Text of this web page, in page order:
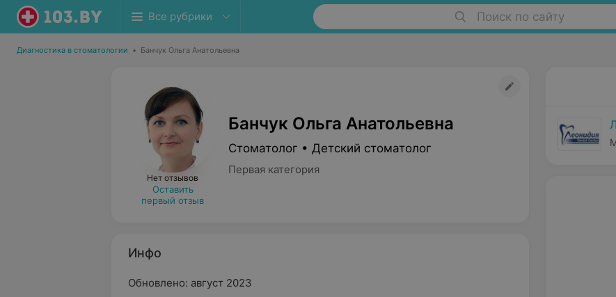
Все рубрики Поиск по сайту
Диагностика в стоматологии • Банчук Ольга Анатольевна
Нет отзывов
Оставить
первый отзыв
Банчук Ольга Анатольевна
Стоматолог • Детский стоматолог
Первая категория
Инфо
Обновлено: август 2023